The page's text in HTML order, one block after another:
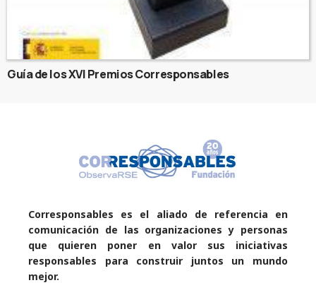
Guía de los XVI Premios Corresponsables
Corresponsables es el aliado de referencia en
comunicación de las organizaciones y personas
que quieren poner en valor sus iniciativas
responsables para construir juntos un mundo
mejor.